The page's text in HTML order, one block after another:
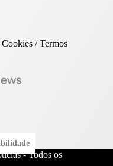
Cookies/Termos
- Todos os